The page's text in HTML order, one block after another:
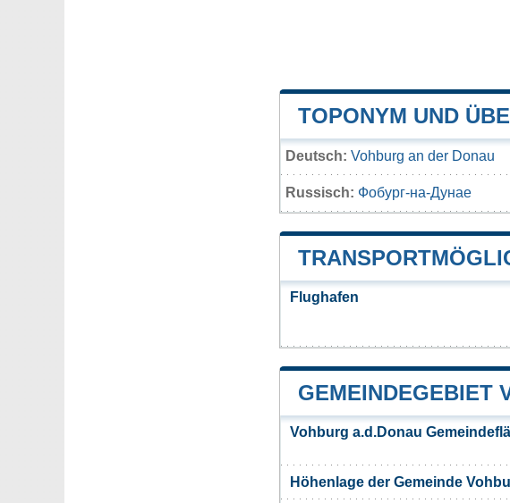
TOPONYM UND
Deutsch: Vohburg an der Donau
Russisch: Фобург-на-Дунае
Flughafen
GEMEINDEGEBIET
Vohburg a.d.Donau
Höhenlage der Gemeinde